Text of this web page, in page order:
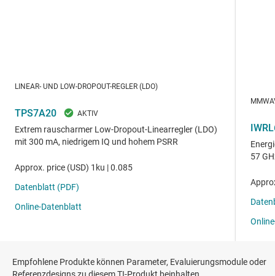
Empfohlene Produkte können Parameter, Evaluierungsmodule oder